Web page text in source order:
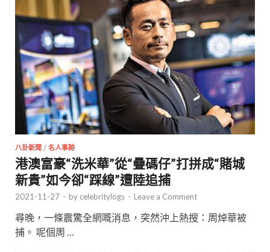
八卦新聞 / 名人事跡
港澳富豪“洗米華”從“疊碼仔”打拼成“賭城
新貴”如今卻“踩線”遭陸追捕
2021-11-27 - by celebritylogs - Leave a Comment
尋晚，一條震驚全網嘅消息，突然沖上熱搜：周焯華被
捕。 呢個周 …